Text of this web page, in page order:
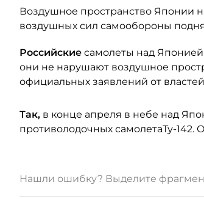
Воздушное пространство Японии
воздушных сил самообороны
Российские самолеты над
они не нарушают воздушное
официальных заявлений от
Так, в конце апреля в небе над
противолодочных самолетаТу-
Нашли ошибку? Выделите